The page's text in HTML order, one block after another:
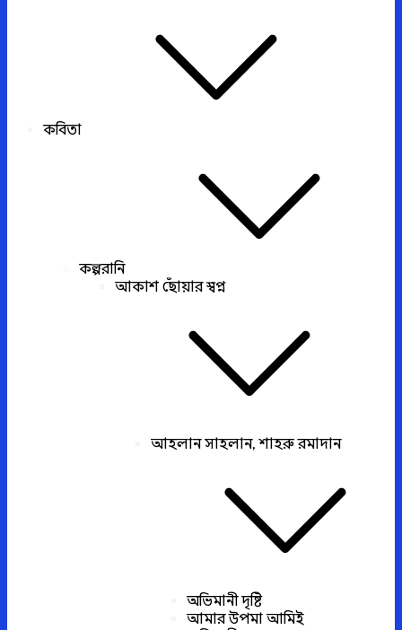
কবিতা
কল্পরানি
আকাশ ছোঁয়ার স্বপ্ন
আহলান সাহলান, শাহরু রমাদান
অভিমানী দৃষ্টি
আমার উপমা আমিই